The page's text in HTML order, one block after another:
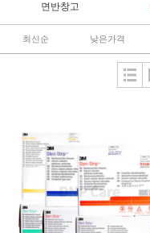
면반창고
최신순 낮은가격